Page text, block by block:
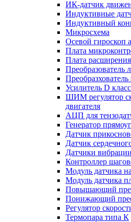
ИК-датчик
Индуктивные
Индуктивный
Микросхема
Осевой гироскоп
Плата
Плата расширения
Преобразователь
Усилитель D
ШИМ регулятор
двигателя
АЦП для
Генератор
Датчик
Датчик
Датчики
Контроллер
Модуль датчика
Модуль датчика
Повышающий
Понижающий
Регулятор
Термопара типа К